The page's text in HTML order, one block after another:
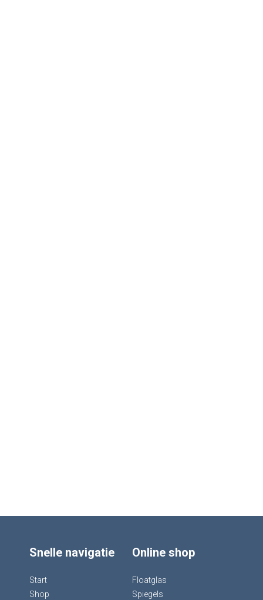
Snelle navigatie
Start
Shop
Online shop
Floatglas
Spiegels